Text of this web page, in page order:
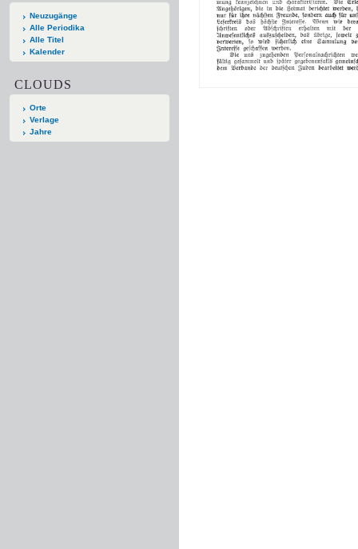
Neuzugänge
Alle Periodika
Alle Titel
Kalender
CLOUDS
Orte
Verlage
Jahre